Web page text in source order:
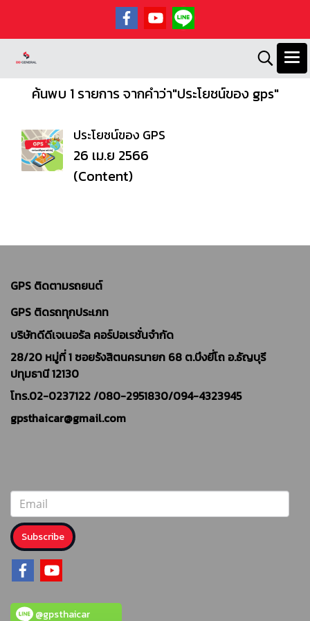
ค้นพบ 1 รายการ จากคำว่า"ประโยชน์ของ gps"
ประโยชน์ของ GPS
26 เม.ย 2566
(Content)
GPS ติดตามรถยนต์
GPS ติดรถทุกประเภท
บริษัทดีดีเจเนอรัล คอร์ปอเรชั่นจำกัด
28/20 หมู่ที่ 1 ซอยรังสิตนครนายก 68 ต.บึงยี่โถ อ.ธัญบุรี
ปทุมธานี 12130
โทร.02-0237122 /080-2951830/094-4323945
gpsthaicar@gmail.com
Subscribe
@gpsthaicar